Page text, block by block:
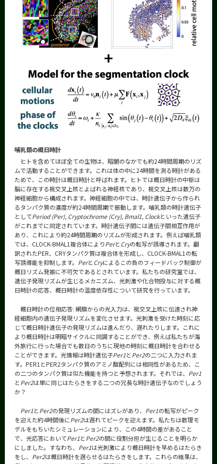
哺乳類の概日時計
ヒトを含めてほぼ全ての生物は、暗闇のなかでも約24時間周期のリズ
ムで活動することができます。これは体の中に24時間を測る時計がある
ためで、この時計は概日時計と呼ばれます。ヒトでは概日時計の中枢は
脳に存在する視交叉上核とよばれる神経核であり、視交叉上核は数万の
神経細胞から構成されます。神経細胞の中では、時計遺伝子から作られ
るタンパク質の濃度が約24時間周期で振動します。哺乳類の時計遺伝子
としてPeriod (Per), Cryptochrome (Cry), Bmal1, Clockといった遺伝子
がこれまでに同定されています。時計遺伝子間には遺伝子間相互作用が
あり、これにより約24時間周期のリズムが形成されます。例えば哺乳類
では、CLOCK-BMAL1複合体によりPerとCryの転写が誘導されます。翻
訳されたPER、CRYタンパク質は複合体を形成し、CLOCK-BMAL1の転
写誘導能を抑制します。 PerとCryによるこの負のフィードバック制御が
概日リズム発振に不可欠であるとされています。私たちの研究室では、
遺伝子発現リズムが生じるメカニズム、光刺激や化合物投与に対する概
日時計の応答、概日時計の温度依存性について研究を行っています。
概日時計の位相応答: 網膜からの光入力は、視交叉上核に伝達され神
経細胞内の遺伝子発現リズムを変化させます。光刺激を受けた時刻に応
じて概日時計遺伝子の発現リズムは進んだり、遅れたりします。これに
より概日時計は明暗サイクルに同調することができ、例えば私たちが海
外旅行に行った場合でも数日のうちに現地の時刻に概日時計を合わせる
ことができます。光情報は時計遺伝子Per1とPer2の二つに入力されま
す。PER1とPER2タンパク質のアミノ酸配列には相同性があるため、こ
の二つのタンパク質は似た機能を持つと予想されます。それでは、 Per1
とPer2は単に同じはたらきをする二つの冗長な時計遺伝子なのでしょう
か？
Per1とPer2の発現リズムの間にはズレがあり、 Per1の転写がピーク
を迎えた約4時間後にPer2は遅れてピークを迎えます。私たちは数理モ
デルをもちいたシミュレーションにより、この4時間の差があること
で、光応答においてPer1とPer2の間に役割分担が生じることを明らか
にしました。すなわち、 Per1は光刺激により概日時計を早めるはたらき
をし、 Per2は概日時計を遅らせるはたらきをします。これらの結果は、